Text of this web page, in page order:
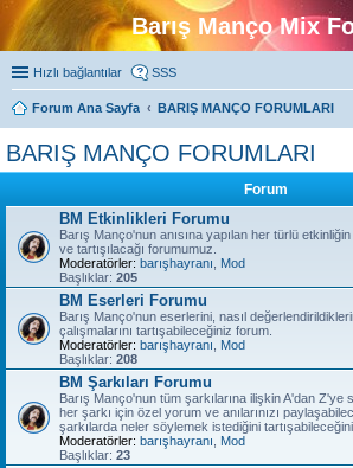
Barış Manço Mix
Hızlı bağlantılar SSS
Forum Ana Sayfa
BARIŞ MANÇO FORUMLARI
BARIŞ MANÇO FORUMLARI
Forum
BM Etkinlikleri Forumu
Barış Manço'nun anısına yapılan her türlü
ve tartışılacağı forumumuz.
Moderatörler: barışhayranı
Mod
Başlıklar: 205
BM Eserleri Forumu
Barış Manço'nun eserlerini, nasıl
çalışmalarını tartışabileceğiniz forum.
Moderatörler: barışhayranı
Mod
Başlıklar: 208
BM Şarkıları Forumu
Barış Manço'nun tüm şarkılarına ilişkin A'dan Z'ye
her şarkı için özel yorum ve anılarınızı
şarkılarda neler söylemek istediğini
Moderatörler: barışhayranı
Mod
Başlıklar: 23